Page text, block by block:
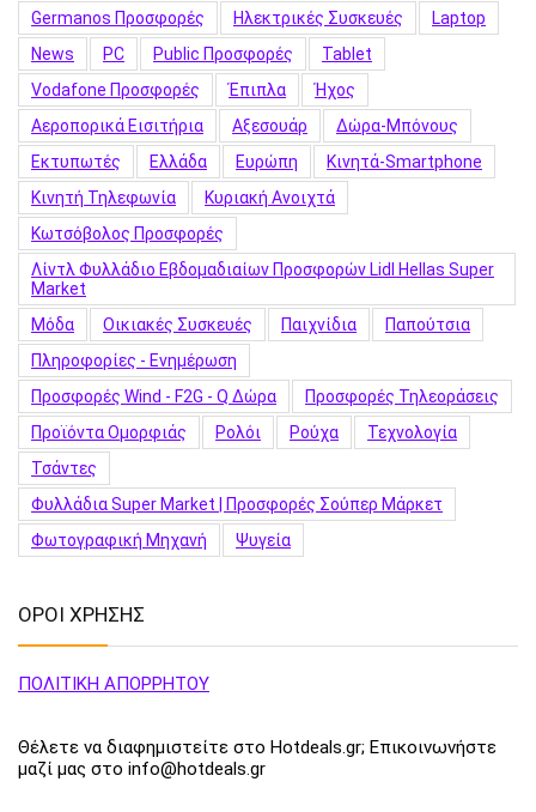
Germanos Προσφορές
Hλεκτρικές Συσκευές
Laptop
News
PC Public Προσφορές
Tablet
Vodafone Προσφορές
Έπιπλα
Ήχος
Αεροπορικά Εισιτήρια
Αξεσουάρ
Δώρα-Μπόνους
Εκτυπωτές
Ελλάδα Ευρώπη
Κινητά-Smartphone
Κινητή Τηλεφωνία
Κυριακή Ανοιχτά
Κωτσόβολος Προσφορές
Λίντλ Φυλλάδιο Εβδομαδιαίων Προσφορών Lidl Hellas Super
Market
Μόδα
Οικιακές Συσκευές Παιχνίδια
Παπούτσια
Πληροφορίες - Ενημέρωση
Προσφορές Wind - F2G - Q Δώρα
Προσφορές Τηλεοράσεις
Προϊόντα Ομορφιάς
Ρολόι Ρούχα
Τεχνολογία
Τσάντες
Φυλλάδια Super Market | Προσφορές Σούπερ Μάρκετ
Φωτογραφική Μηχανή
Ψυγεία
ΟΡΟΙ ΧΡΗΣΗΣ
ΠΟΛΙΤΙΚΗ ΑΠΟΡΡΗΤΟΥ
Θέλετε να διαφημιστείτε στο Hotdeals.gr; Επικοινωνήστε
μαζί μας στο info@hotdeals.gr